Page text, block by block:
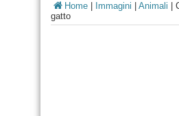
Home Immagini Animali
gatto